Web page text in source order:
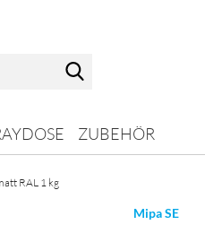
ZUBEHÖR
RAL 1 kg
Mipa SE